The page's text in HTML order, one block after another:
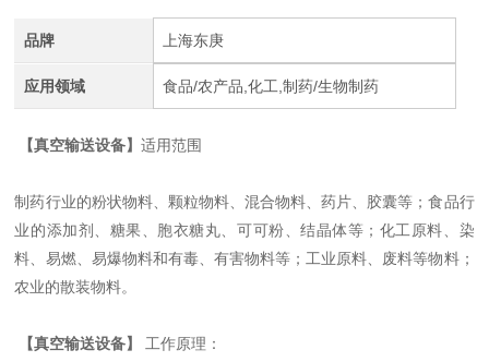
品牌 上海东庚
应用领域 食品/农产品,化工,制药/生物制药
【真空输送设备】适用范围
制药行业的粉状物料、颗粒物料、混合物料、药片、胶囊等；食品行
业的添加剂、糖果、胞衣糖丸、可可粉、结晶体等；化工原料、染
料、易燃、易爆物料和有毒、有害物料等；工业原料、废料等物料；
农业的散装物料。
【真空输送设备】
工作原理：